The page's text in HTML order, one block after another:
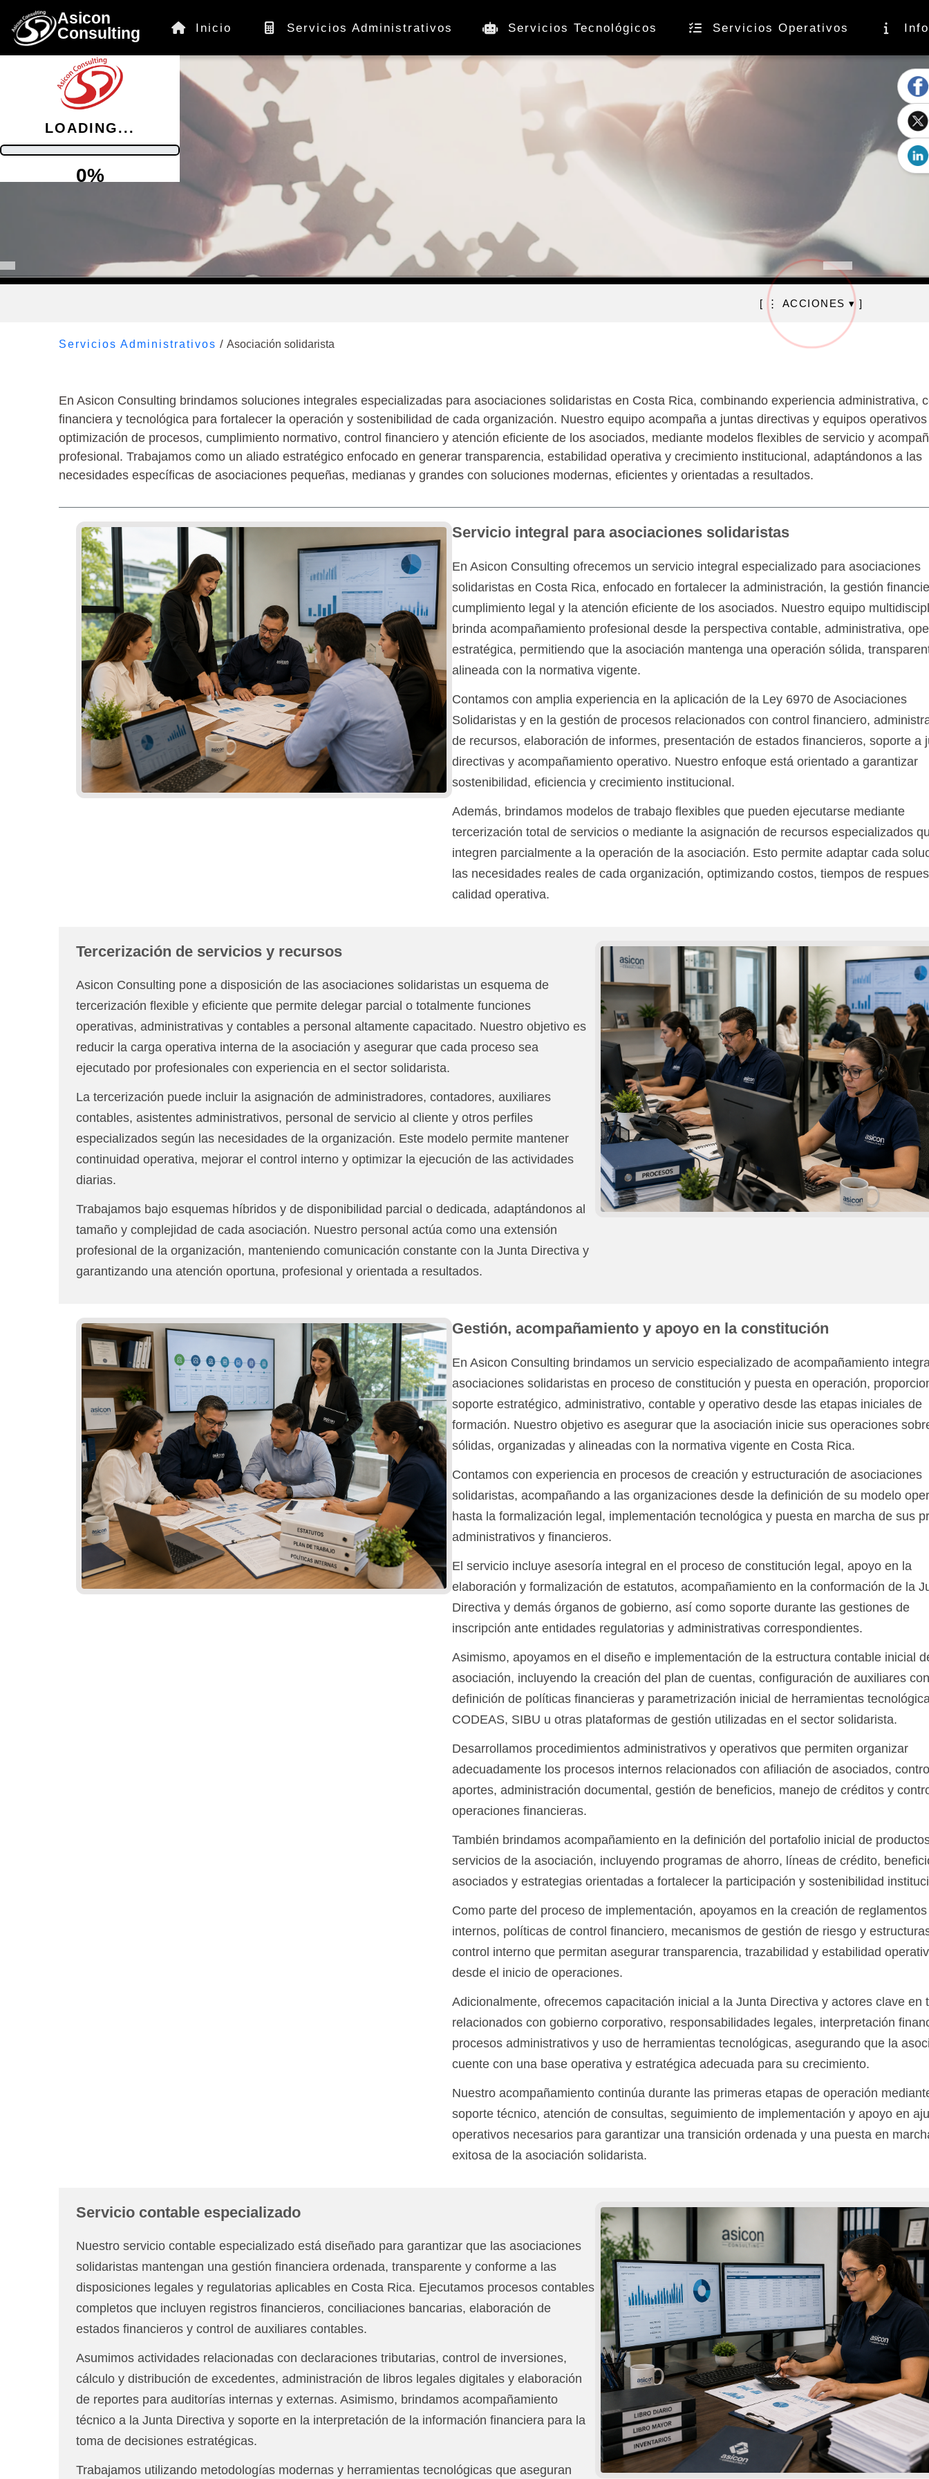
LOADING...
0%
Asicon
Consulting
Inicio Servicios Administrativos Servicios Tecnológicos Servicios Operativos
Gestión administrativa, financiera y operativa con acompañamiento especializado
[ ⋮ ACCIONES ▾ ]
Servicios Administrativos /Asociación solidarista
En Asicon Consulting brindamos soluciones integrales especializadas para asociaciones solidaristas en Costa Rica, combinando experiencia administrativa,
financiera y tecnológica para fortalecer la operación y sostenibilidad de cada organización. Nuestro equipo acompaña a juntas directivas y equipos
optimización de procesos, cumplimiento normativo, control financiero y atención eficiente de los asociados, mediante modelos flexibles de servicio y
profesional. Trabajamos como un aliado estratégico enfocado en generar transparencia, estabilidad operativa y crecimiento institucional, adaptándonos a las
necesidades específicas de asociaciones pequeñas, medianas y grandes con soluciones modernas, eficientes y orientadas a resultados.
Servicio integral para asociaciones solidaristas
En Asicon Consulting ofrecemos un servicio integral especializado para asociaciones
solidaristas en Costa Rica, enfocado en fortalecer la administración, la gestión
cumplimiento legal y la atención eficiente de los asociados. Nuestro equipo
brinda acompañamiento profesional desde la perspectiva contable, administrativa,
estratégica, permitiendo que la asociación mantenga una operación sólida,
alineada con la normativa vigente.
Contamos con amplia experiencia en la aplicación de la Ley 6970 de Asociaciones
Solidaristas y en la gestión de procesos relacionados con control financiero,
de recursos, elaboración de informes, presentación de estados financieros, soporte a
directivas y acompañamiento operativo. Nuestro enfoque está orientado a garantizar
sostenibilidad, eficiencia y crecimiento institucional.
Además, brindamos modelos de trabajo flexibles que pueden ejecutarse mediante
tercerización total de servicios o mediante la asignación de recursos especializados
integren parcialmente a la operación de la asociación. Esto permite adaptar cada
las necesidades reales de cada organización, optimizando costos, tiempos de
calidad operativa.
Tercerización de servicios y recursos
Asicon Consulting pone a disposición de las asociaciones solidaristas un esquema de
tercerización flexible y eficiente que permite delegar parcial o totalmente funciones
operativas, administrativas y contables a personal altamente capacitado. Nuestro objetivo es
reducir la carga operativa interna de la asociación y asegurar que cada proceso sea
ejecutado por profesionales con experiencia en el sector solidarista.
La tercerización puede incluir la asignación de administradores, contadores, auxiliares
contables, asistentes administrativos, personal de servicio al cliente y otros perfiles
especializados según las necesidades de la organización. Este modelo permite mantener
continuidad operativa, mejorar el control interno y optimizar la ejecución de las actividades
diarias.
Trabajamos bajo esquemas híbridos y de disponibilidad parcial o dedicada, adaptándonos al
tamaño y complejidad de cada asociación. Nuestro personal actúa como una extensión
profesional de la organización, manteniendo comunicación constante con la Junta Directiva y
garantizando una atención oportuna, profesional y orientada a resultados.
Gestión, acompañamiento y apoyo en la constitución
En Asicon Consulting brindamos un servicio especializado de acompañamiento
asociaciones solidaristas en proceso de constitución y puesta en operación,
soporte estratégico, administrativo, contable y operativo desde las etapas iniciales de
formación. Nuestro objetivo es asegurar que la asociación inicie sus operaciones
sólidas, organizadas y alineadas con la normativa vigente en Costa Rica.
Contamos con experiencia en procesos de creación y estructuración de asociaciones
solidaristas, acompañando a las organizaciones desde la definición de su modelo
hasta la formalización legal, implementación tecnológica y puesta en marcha de sus
administrativos y financieros.
El servicio incluye asesoría integral en el proceso de constitución legal, apoyo en la
elaboración y formalización de estatutos, acompañamiento en la conformación de la
Directiva y demás órganos de gobierno, así como soporte durante las gestiones de
inscripción ante entidades regulatorias y administrativas correspondientes.
Asimismo, apoyamos en el diseño e implementación de la estructura contable inicial
asociación, incluyendo la creación del plan de cuentas, configuración de auxiliares
definición de políticas financieras y parametrización inicial de herramientas
CODEAS, SIBU u otras plataformas de gestión utilizadas en el sector solidarista.
Desarrollamos procedimientos administrativos y operativos que permiten organizar
adecuadamente los procesos internos relacionados con afiliación de asociados,
aportes, administración documental, gestión de beneficios, manejo de créditos y
operaciones financieras.
También brindamos acompañamiento en la definición del portafolio inicial de
servicios de la asociación, incluyendo programas de ahorro, líneas de crédito,
asociados y estrategias orientadas a fortalecer la participación y sostenibilidad
Como parte del proceso de implementación, apoyamos en la creación de reglamentos
internos, políticas de control financiero, mecanismos de gestión de riesgo y
control interno que permitan asegurar transparencia, trazabilidad y estabilidad
desde el inicio de operaciones.
Adicionalmente, ofrecemos capacitación inicial a la Junta Directiva y actores clave en
relacionados con gobierno corporativo, responsabilidades legales, interpretación
procesos administrativos y uso de herramientas tecnológicas, asegurando que la
cuente con una base operativa y estratégica adecuada para su crecimiento.
Nuestro acompañamiento continúa durante las primeras etapas de operación
soporte técnico, atención de consultas, seguimiento de implementación y apoyo en
operativos necesarios para garantizar una transición ordenada y una puesta en
exitosa de la asociación solidarista.
Servicio contable especializado
Nuestro servicio contable especializado está diseñado para garantizar que las asociaciones
solidaristas mantengan una gestión financiera ordenada, transparente y conforme a las
disposiciones legales y regulatorias aplicables en Costa Rica. Ejecutamos procesos contables
completos que incluyen registros financieros, conciliaciones bancarias, elaboración de
estados financieros y control de auxiliares contables.
Asumimos actividades relacionadas con declaraciones tributarias, control de inversiones,
cálculo y distribución de excedentes, administración de libros legales digitales y elaboración
de reportes para auditorías internas y externas. Asimismo, brindamos acompañamiento
técnico a la Junta Directiva y soporte en la interpretación de la información financiera para la
toma de decisiones estratégicas.
Trabajamos utilizando metodologías modernas y herramientas tecnológicas que aseguran